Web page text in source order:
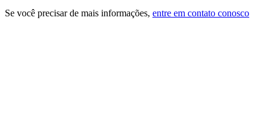
Se você precisar de mais informações, entre em contato conosco